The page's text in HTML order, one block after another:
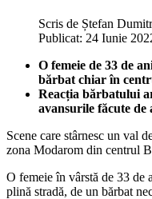
Scris de Ștefan
Publicat: 24 Iunie
O femeie de 33 de
bărbat chiar în
Reacția bărbatului
avansurile făcute de
Scene care stârnesc un val
zona Modarom din centrul
O femeie în vârstă de 33 de
plină stradă, de un bărbat